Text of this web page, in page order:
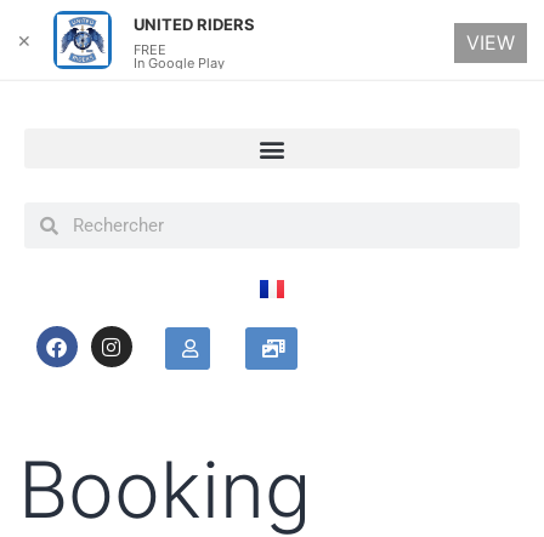
Booking
✕
UNITED RIDERS
FREE
In Google Play
VIEW